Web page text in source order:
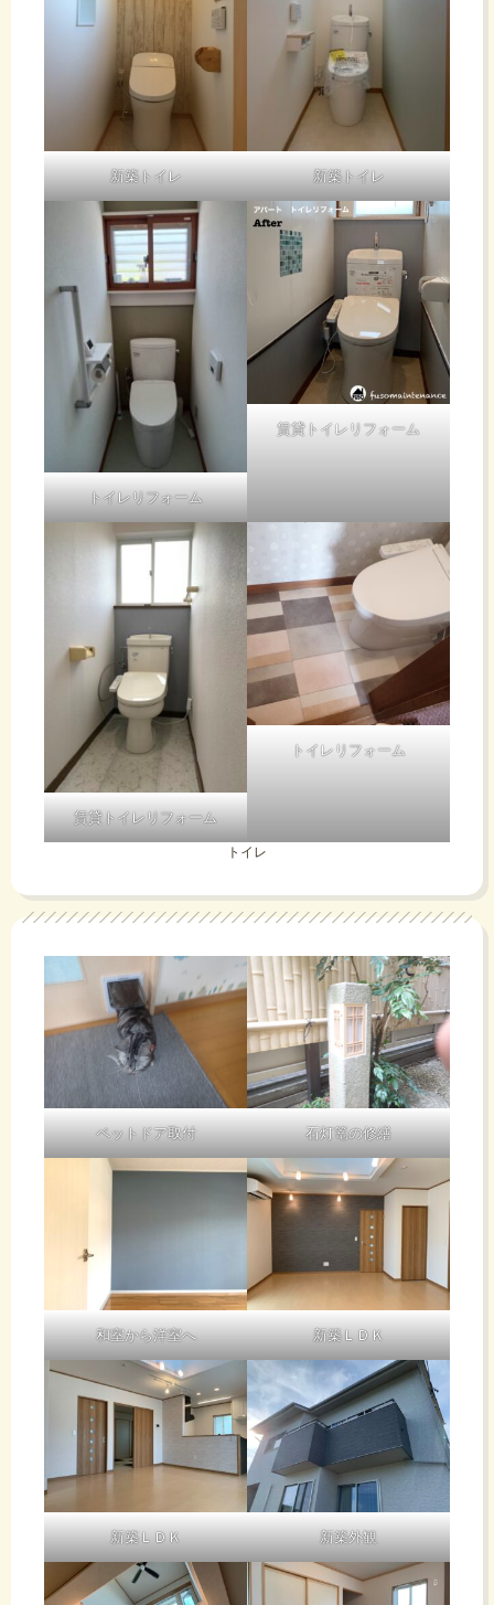
新築トイレ 新築トイレ
トイレリフォーム
賃貸トイレリフォーム
賃貸トイレリフォーム
トイレリフォーム
トイレ
ペットドア取付 石灯篭の修繕
和室から洋室へ 新築ＬＤＫ
新築ＬＤＫ 新築外観